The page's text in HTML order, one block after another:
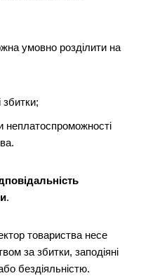
умовно розділити на
збитки;
неплатоспроможності
.
товариства несе
за збитки, заподіяні
бездіяльністю.